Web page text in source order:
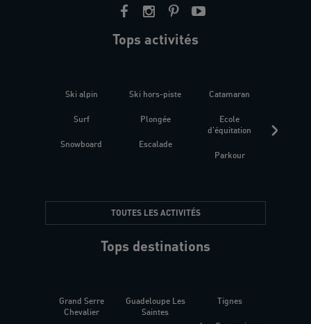
Tops activités
Ski alpin
Surf
Snowboard
Ski hors-piste
Plongée
Escalade
Catamaran
Ecole
d'équitation
Parkour
TOUTES LES ACTIVITÉS
Tops destinations
Grand Serre
Chevalier
Guadeloupe Les
Saintes
Tignes